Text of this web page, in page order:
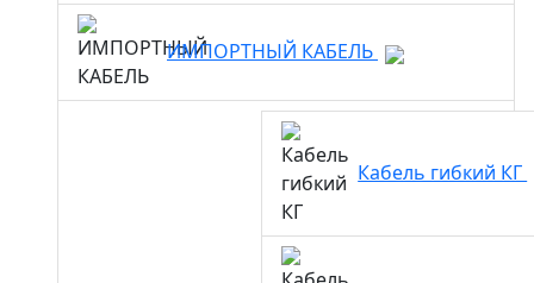
ИМПОРТНЫЙ КАБЕЛЬ
Кабель гибкий КГ